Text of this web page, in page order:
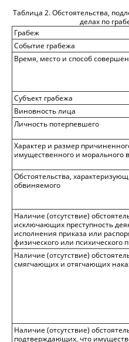
Таблица 2. Обстоятельства,
делах по
Грабеж
Событие грабежа
Время, место и способ
Субъект грабежа
Виновность лица
Личность потерпевшего
Характер и размер
имущественного и морального
Обстоятельства,
обвиняемого
Наличие (отсутствие)
исключающих преступность
исполнения приказа или
физического или психического
Наличие (отсутствие)
смягчающих и отягчающих
Наличие (отсутствие)
подтверждающих, что